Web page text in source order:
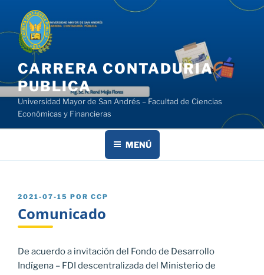
contenido
CARRERA CONTADURIA
PUBLICA
Universidad Mayor de San Andrés – Facultad de Ciencias
Económicas y Financieras
MENÚ
PUBLICADO
2021-07-15 POR CCP
Comunicado
De acuerdo a invitación del Fondo de Desarrollo
Indígena – FDI descentralizada del Ministerio de